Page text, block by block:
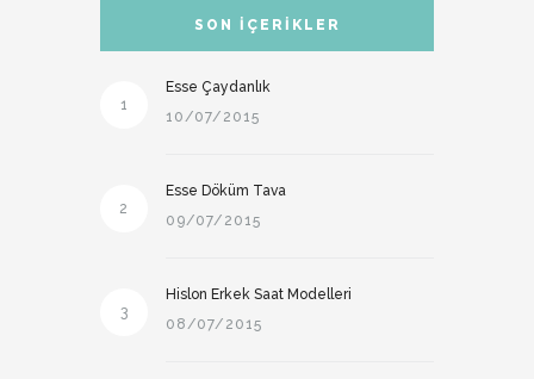
SON İÇERIKLER
1
Esse Çaydanlık
10/07/2015
2
Esse Döküm Tava
09/07/2015
3
Hislon Erkek Saat Modelleri
08/07/2015